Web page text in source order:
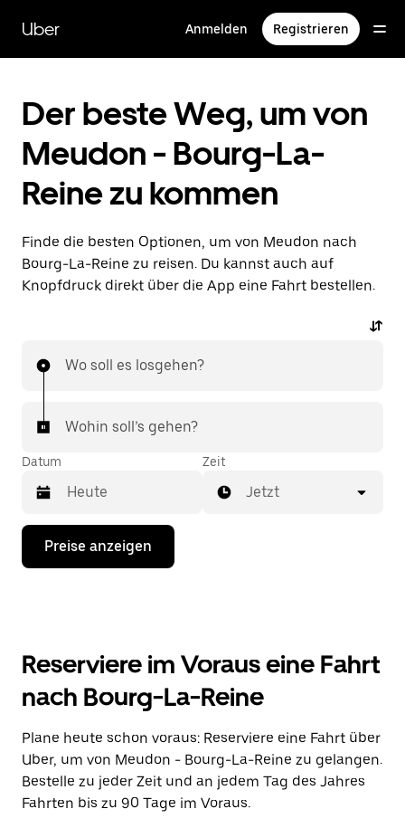
zum
Hauptinhalt
Uber Anmelden Registrieren
Der beste Weg, um von
Meudon - Bourg-La-
Reine zu kommen
Finde die besten Optionen, um von Meudon nach
Bourg-La-Reine zu reisen. Du kannst auch auf
Knopfdruck direkt über die App eine Fahrt bestellen.
Wo soll es losgehen?
Wohin soll’s gehen?
Datum
Drücke
Nach-
Kalender
interagieren
ein
Datum
auszuwählen.
Drücke
die
Escape-
Zeit
Jetzt
Preise anzeigen
Reserviere im Voraus eine Fahrt
nach Bourg-La-Reine
Plane heute schon voraus: Reserviere eine Fahrt über
Uber, um von Meudon - Bourg-La-Reine zu gelangen.
Bestelle zu jeder Zeit und an jedem Tag des Jahres
Fahrten bis zu 90 Tage im Voraus.